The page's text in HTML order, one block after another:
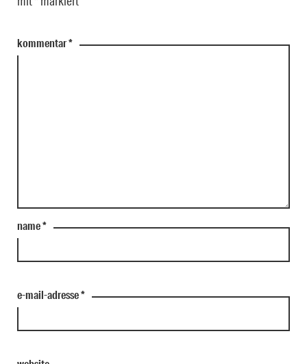
kommentar*
name*
e-mail-adresse*